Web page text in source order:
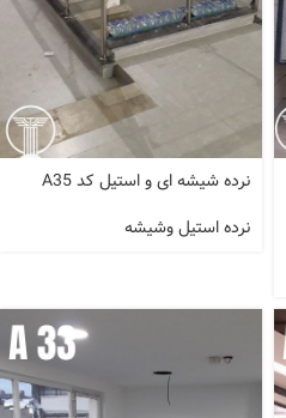
نرده شیشه ای و استیل کد A35
نرده استیل وشیشه